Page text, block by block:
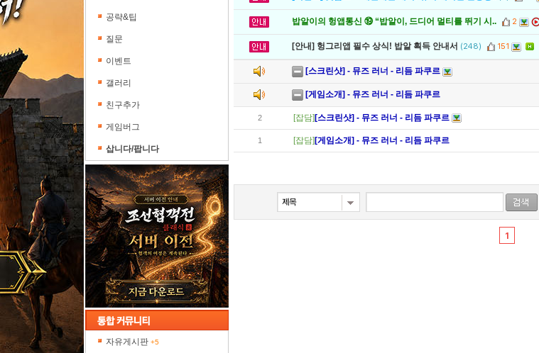
공략&팁
질문
이벤트
갤러리
친구추가
게임버그
삽니다/팝니다
자유게시판 +5
밥알이의 헝앱통신 ⑲ “밥알이, 드디어 멀티를 뛰기 시.. 2
[안내] 헝그리앱 필수 상식! 밥알 획득 안내서 (248) 151
[스크린샷] - 뮤즈 러너 - 리듬 파쿠르
[게임소개] - 뮤즈 러너 - 리듬 파쿠르
2 [잡담] [스크린샷] - 뮤즈 러너 - 리듬 파쿠르
1 [잡담] [게임소개] - 뮤즈 러너 - 리듬 파쿠르
1